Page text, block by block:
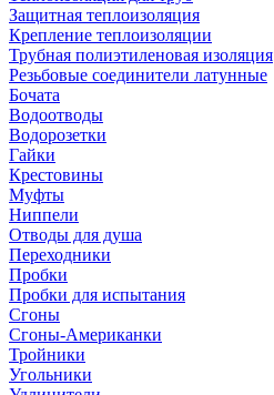
Защитная теплоизоляция
Крепление теплоизоляции
Трубная полиэтиленовая изоляция
Резьбовые соединители латунные
Бочата
Водоотводы
Водорозетки
Гайки
Крестовины
Муфты
Ниппели
Отводы для душа
Переходники
Пробки
Пробки для испытания
Сгоны
Сгоны-Американки
Тройники
Угольники